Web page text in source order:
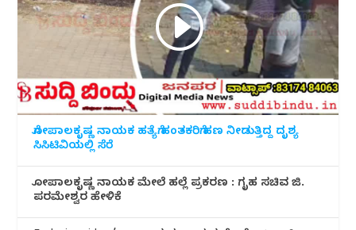
ಗೋಪಾಲಕೃಷ್ಣ ನಾಯಕ ಹತ್ಯೆಗೆ ಹಂತಕರಿಗೆ ಹಣ ನೀಡುತ್ತಿದ್ದ ದೃಶ್ಯ
ಸಿಸಿಟಿವಿಯಲ್ಲಿ ಸೆರೆ
ಗೋಪಾಲಕೃಷ್ಣ ನಾಯಕ ಮೇಲೆ ಹಲ್ಲೆ ಪ್ರಕರಣ : ಗೃಹ ಸಚಿವ ಜಿ.
ಪರಮೇಶ್ವರ ಹೇಳಿಕೆ